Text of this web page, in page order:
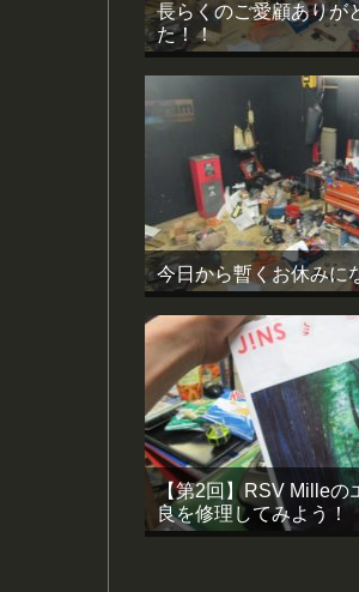
長らくのご愛顧ありが
た！！
今日から暫くお休みに
【第2回】RSV Milleの
良を修理してみよう！